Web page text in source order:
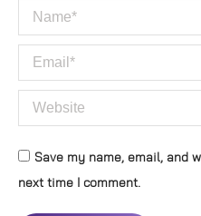
Name *
Email *
Website
Save my name, email, and
next time I comment.